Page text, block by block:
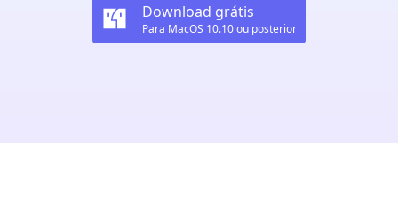
Download grátis
Para MacOS 10.10 ou posterior